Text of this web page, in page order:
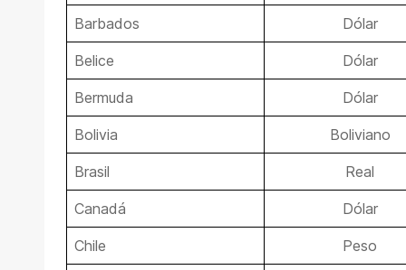
Barbados Dólar
Belice Dólar
Bermuda Dólar
Bolivia Boliviano
Brasil Real
Canadá Dólar
Chile Peso